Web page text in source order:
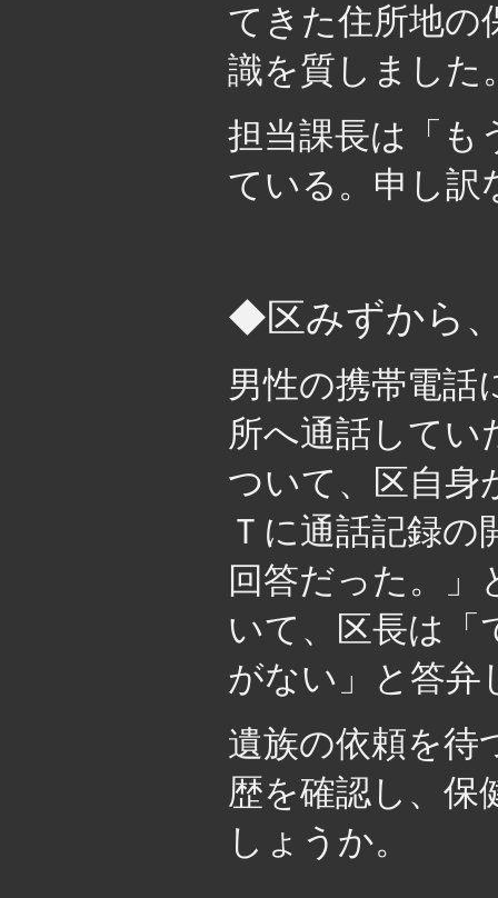
てきた住所地の
識を質しました
担当課長は「も
ている。申し訳
◆区みずから
男性の携帯電話
所へ通話してい
ついて、区自身
Ｔに通話記録
回答だった。
いて、区長は「
がない」と答弁
遺族の依頼を待
歴を確認し、保
しょうか。